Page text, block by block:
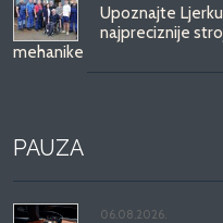
Upoznajte
najpreciznije
mehanike
PAUZA
06.08.2026.